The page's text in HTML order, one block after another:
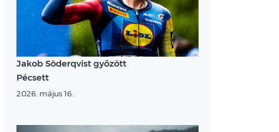
Jakob Söderqvist győzött
Pécsett
2026. május 16.